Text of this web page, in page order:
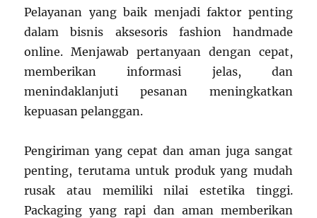
Pelayanan yang baik menjadi faktor penting
dalam bisnis aksesoris fashion handmade
online. Menjawab pertanyaan dengan cepat,
memberikan informasi jelas, dan
menindaklanjuti pesanan meningkatkan
kepuasan pelanggan.
Pengiriman yang cepat dan aman juga sangat
penting, terutama untuk produk yang mudah
rusak atau memiliki nilai estetika tinggi.
Packaging yang rapi dan aman memberikan